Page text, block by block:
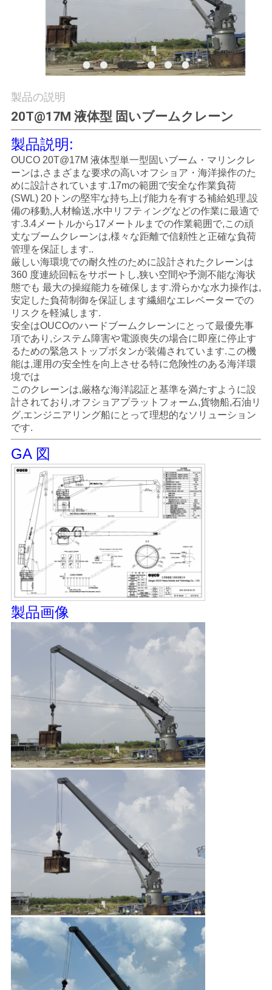
ー
品
質
管
理
ニ
ュ
ー
ス
事
件
CONTACT
US
プ
イ
バ
ー
ポ
リ
シ
製品の説明
20T@17M 液体型 固いブームクレーン
製品説明:
OUCO 20T@17M 液体型単一型固いブーム・マリンクレ
ーンは,さまざまな要求の高いオフショア・海洋操作のた
めに設計されています.17mの範囲で安全な作業負荷
(SWL) 20トンの堅牢な持ち上げ能力を有する補給処理,設
備の移動,人材輸送,水中リフティングなどの作業に最適で
す.3.4メートルから17メートルまでの作業範囲で,この頑
丈なブームクレーンは,様々な距離で信頼性と正確な負荷
管理を保証します..
厳しい海環境での耐久性のために設計されたクレーンは
360 度連続回転をサポートし,狭い空間や予測不能な海状
態でも 最大の操縦能力を確保します.滑らかな水力操作は,
安定した負荷制御を保証します繊細なエレベーターでの
リスクを軽減します.
安全はOUCOのハードブームクレーンにとって最優先事
項であり,システム障害や電源喪失の場合に即座に停止す
るための緊急ストップボタンが装備されています.この機
能は,運用の安全性を向上させる特に危険性のある海洋環
境では
このクレーンは,厳格な海洋認証と基準を満たすように設
計されており,オフショアプラットフォーム,貨物船,石油リ
グ,エンジニアリング船にとって理想的なソリューション
です.
GA 図
製品画像